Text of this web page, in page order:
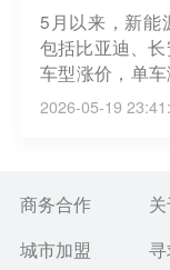
5月以来，新
包括比亚迪、
车型涨价，单
材料成本上行
卷难以为继，
构性分化明显
转向以技术、
2026-05-19
商务合作
城市加盟
寻